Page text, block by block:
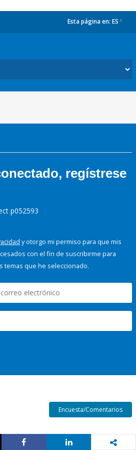
Esta página en: ES
regístrese
p052593
y otorgo mi permiso para que mis
con el fin de suscribirme para
temas que he seleccionado.
Encuesta/Comentarios